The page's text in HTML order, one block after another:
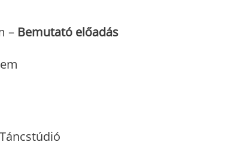
– Bemutató előadás